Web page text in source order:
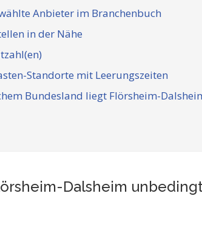
Anbieter im Branchenbuch
in der Nähe
Standorte mit Leerungszeiten
Bundesland liegt Flörsheim-
Dalsheim